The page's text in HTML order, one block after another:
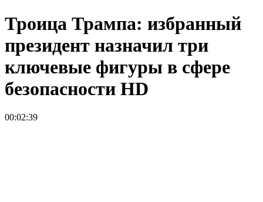
Троица Трампа: избранный
президент назначил три
ключевые фигуры в сфере
безопасности HD
00:02:39